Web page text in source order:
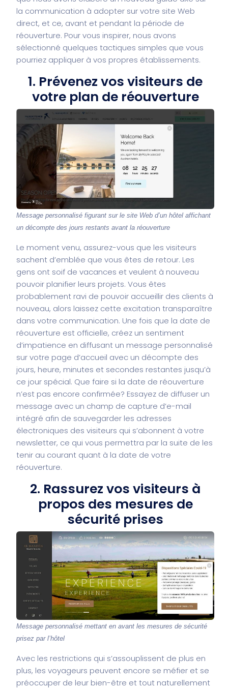
la communication à adopter sur votre site Web
direct, et ce, avant et pendant la période de
réouverture. Pour vous inspirer, nous avons
sélectionné quelques tactiques simples que vous
pourriez appliquer à vos propres établissements.
1. Prévenez vos visiteurs de
votre plan de réouverture
Message personnalisé figurant sur le site Web d’un hôtel affichant
un décompte des jours restants avant la réouverture
Le moment venu, assurez-vous que les visiteurs
sachent d’emblée que vous êtes de retour. Les
gens ont soif de vacances et veulent à nouveau
pouvoir planifier leurs projets. Vous êtes
probablement ravi de pouvoir accueillir des clients à
nouveau, alors laissez cette excitation transparaître
dans votre communication. Une fois que la date de
réouverture est officielle, créez un sentiment
d’impatience en diffusant un message personnalisé
sur votre page d’accueil avec un décompte des
jours, heure, minutes et secondes restantes jusqu’à
ce jour spécial. Que faire si la date de réouverture
n’est pas encore confirmée? Essayez de diffuser un
message avec un champ de capture d’e-mail
intégré afin de sauvegarder les adresses
électroniques des visiteurs qui s’abonnent à votre
newsletter, ce qui vous permettra par la suite de les
tenir au courant quant à la date de votre
réouverture.
2. Rassurez vos visiteurs à
propos des mesures de
sécurité prises
Message personnalisé mettant en avant les mesures de sécurité
prisez par l’hôtel
Avec les restrictions qui s’assouplissent de plus en
plus, les voyageurs peuvent encore se méfier et se
préoccuper de leur bien-être et tout naturellement